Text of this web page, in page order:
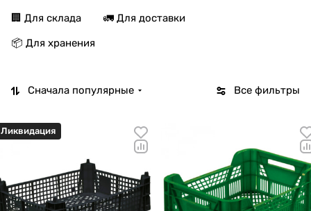
🏢 Для склада
🚛 Для доставки
📦 Для хранения
Все фильтры
Сначала популярные
Ликвидация